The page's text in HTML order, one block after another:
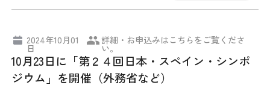
融資制度・補助金
会頭コメント
2024年10月01
日
詳細・お申込みはこちらをご覧くださ
い。
10月23日に「第２４回日本・スペイン・シンポ
ジウム」を開催（外務省など）